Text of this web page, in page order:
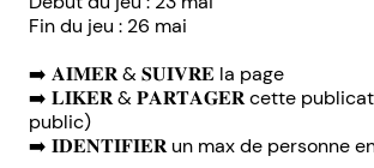
Fin du jeu : 26 mai
➡️ 𝐀𝐈𝐌𝐄𝐑 & 𝐒𝐔𝐈𝐕𝐑𝐄 la page
➡️ 𝐋𝐈𝐊𝐄𝐑 & 𝐏𝐀𝐑𝐓𝐀𝐆𝐄𝐑 cette
public)
➡️ 𝐈𝐃𝐄𝐍𝐓𝐈𝐅𝐈𝐄𝐑 un max de personne